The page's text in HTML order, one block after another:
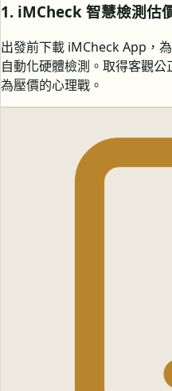
1. iMCheck 智慧檢測估
出發前下載 iMCheck App，
自動化硬體檢測。取得客觀
為壓價的心理戰。